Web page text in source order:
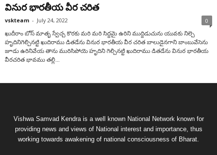
వినుర భారతీయ వీర చరిత
vskteam - July 24, 2022 0
ఖుదీరాం బోస్ మాతృ స్వేచ్చ కొరకు మరి మరి సిద్దమై ఉరిని ముద్దిడుచును యువకు నిల్చె
హృదినిగెల్చినట్టి ఖుదిరాము డితడేను వినుర భారతీయ వీర చరిత బాలుడైనగాని బాంబువేసెను
జూడు ఉరినివేయ తాను మురిసిపోయె హృదిని గెల్చినట్టి ఖుదిరాము డితడేను వినుర భారతీయ
వీరచరిత భావము తల్లి...
Vishwa Samvad Kendra is a well known National Network known for
providing news and views of National interest and importance, thus
working towards awakening of national consciousness of Bharat.